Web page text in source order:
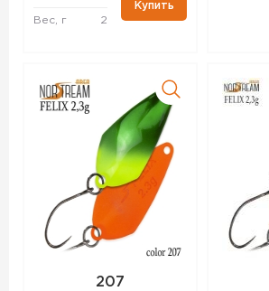
Вес, г 2
Купить
207